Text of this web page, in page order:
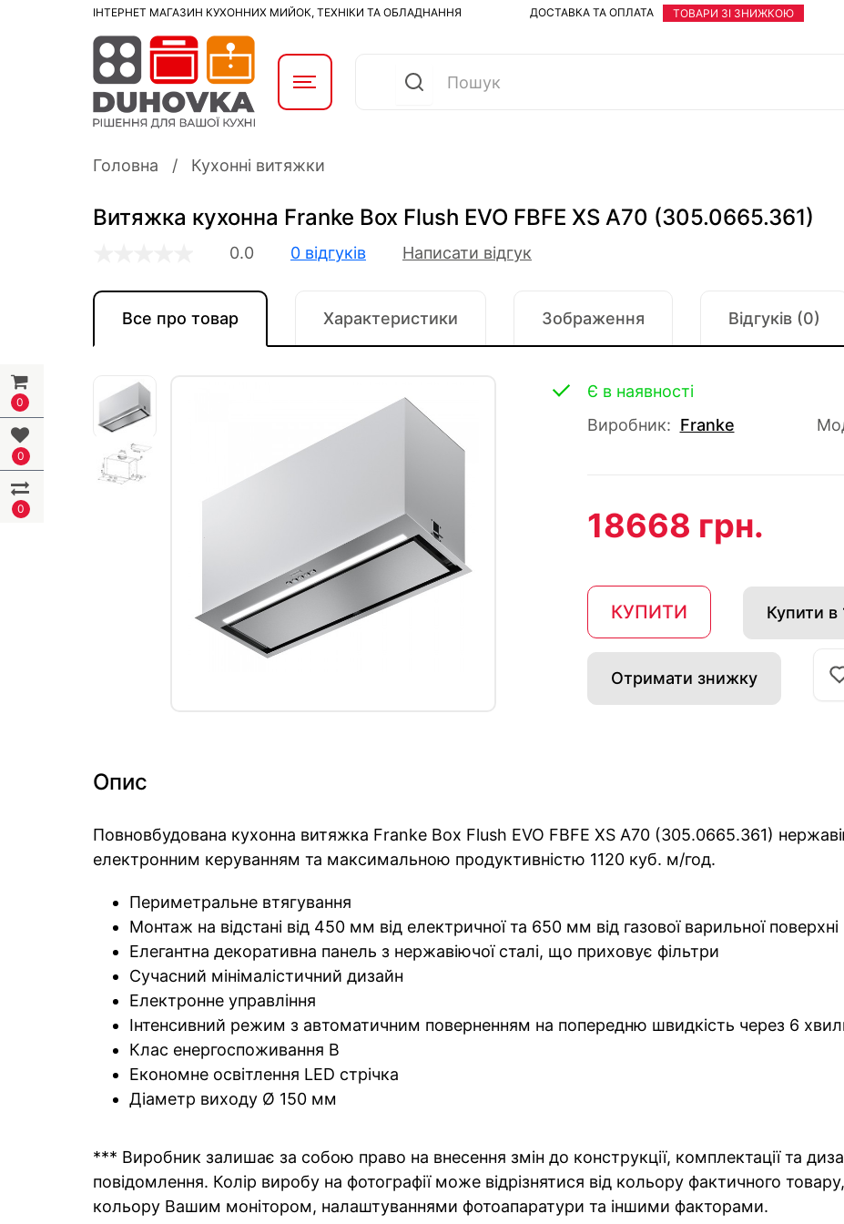
0
0
0
ІНТЕРНЕТ МАГАЗИН КУХОННИХ МИЙОК, ТЕХНІКИ ТА ОБЛАДНАННЯ ДОСТАВКА ТА ОПЛАТА ТОВАРИ ЗІ ЗНИЖКОЮ
Головна Кухонні витяжки
Витяжка кухонна Franke Box Flush EVO FBFE XS A70 (305.0665.361)
0.0 0 відгуків Написати відгук
Все про товар Характеристики Зображення Відгуків (0)
Є в наявності
Виробник: Franke
18668 грн.
КУПИТИ Купити в
Отримати знижку
Опис
Повновбудована кухонна витяжка Franke Box Flush EVO FBFE XS A70 (305.0665.361)
електронним керуванням та максимальною продуктивністю 1120 куб. м/год.
Периметральне втягування
Монтаж на відстані від 450 мм від електричної та 650 мм від газової варильної поверхні
Елегантна декоративна панель з нержавіючої сталі, що приховує фільтри
Сучасний мінімалістичний дизайн
Електронне управління
Інтенсивний режим з автоматичним поверненням на попередню швидкість через 6
Клас енергоспоживання В
Економне освітлення LED стрічка
Діаметр виходу Ø 150 мм
*** Виробник залишає за собою право на внесення змін до конструкції, комплектації та
повідомлення. Колір виробу на фотографії може відрізнятися від кольору фактичного
кольору Вашим монітором, налаштуваннями фотоапаратури та іншими факторами.